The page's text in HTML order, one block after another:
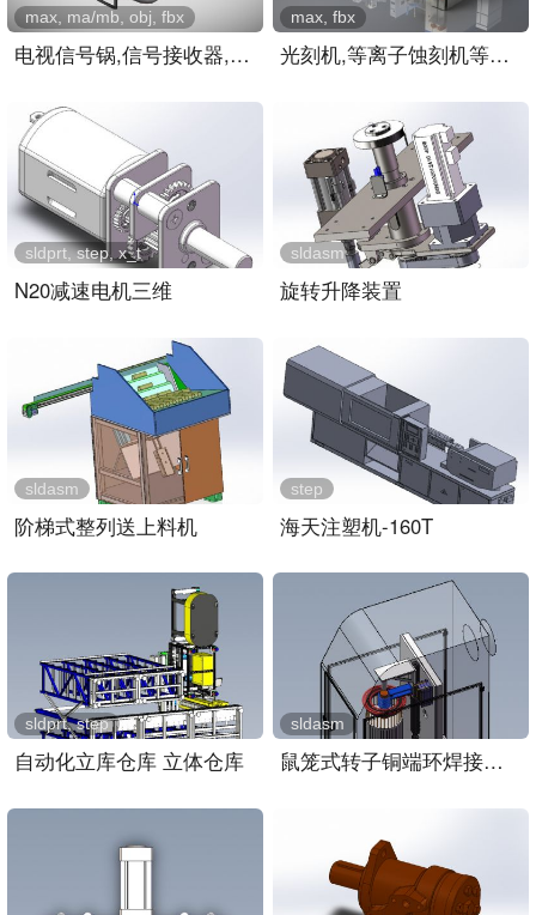
电视信号锅,信号接收器,屋..
max, ma/mb, obj, fbx
光刻机,等离子蚀刻机等芯片..
max, fbx
N20减速电机三维
sldprt, step, x_t
旋转升降装置
sldasm
阶梯式整列送上料机
sldasm
海天注塑机-160T
step
自动化立库仓库 立体仓库
sldprt, step
鼠笼式转子铜端环焊接装置..
sldasm